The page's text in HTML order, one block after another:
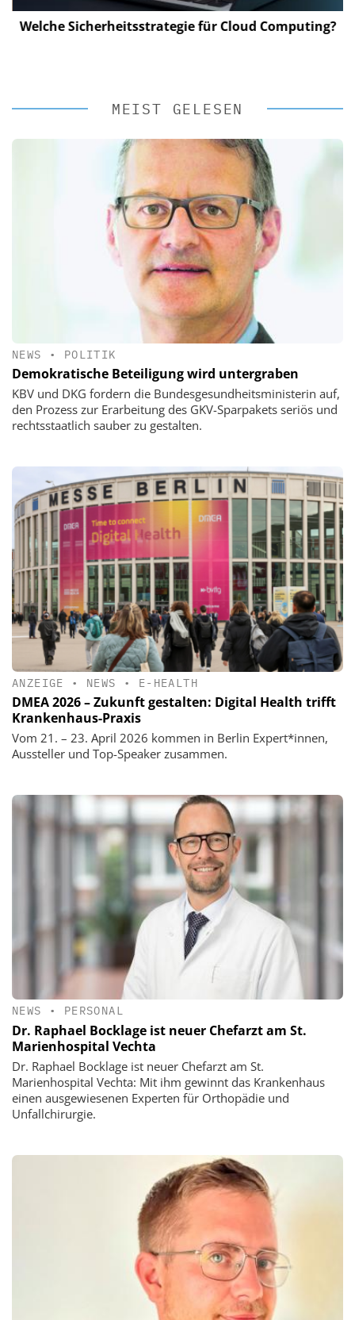
Welche Sicherheitsstrategie für Cloud Computing?
MEIST GELESEN
NEWS • POLITIK
Demokratische Beteiligung wird untergraben
KBV und DKG fordern die Bundesgesundheitsministerin auf,
den Prozess zur Erarbeitung des GKV-Sparpakets seriös und
rechtsstaatlich sauber zu gestalten.
ANZEIGE • NEWS • E-HEALTH
DMEA 2026 – Zukunft gestalten: Digital Health trifft
Krankenhaus-Praxis
Vom 21. – 23. April 2026 kommen in Berlin Expert*innen,
Aussteller und Top-Speaker zusammen.
NEWS • PERSONAL
Dr. Raphael Bocklage ist neuer Chefarzt am St.
Marienhospital Vechta
Dr. Raphael Bocklage ist neuer Chefarzt am St.
Marienhospital Vechta: Mit ihm gewinnt das Krankenhaus
einen ausgewiesenen Experten für Orthopädie und
Unfallchirurgie.